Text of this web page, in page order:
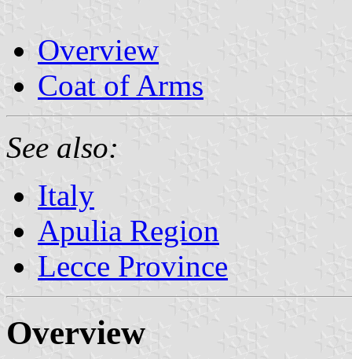
Overview
Coat of Arms
See also:
Italy
Apulia Region
Lecce Province
Overview